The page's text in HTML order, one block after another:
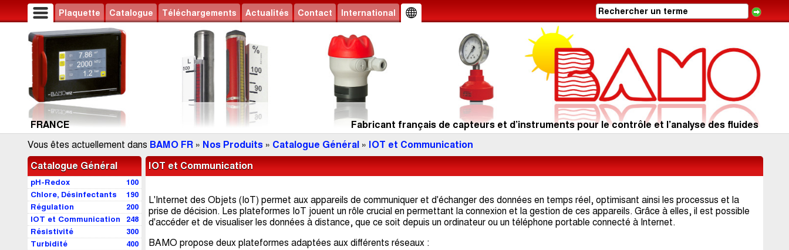
Plaquette Catalogue Téléchargements Actualités Contact International
FRANCE
Fabricant français de capteurs et d’instruments pour le contrôle et l’analyse des fluides
Vous êtes actuellement dans BAMO FR » Nos Produits » Catalogue Général » IOT et Communication
Catalogue Général
100
pH-Redox
190
Chlore, Désinfectants
200
Régulation
248
IOT et Communication
300
Résistivité
400
Turbidité
IOT et Communication
L'Internet des Objets (IoT) permet aux appareils de communiquer et d'échanger des données en temps réel, optimisant ainsi les processus et la
prise de décision. Les plateformes IoT jouent un rôle crucial en permettant la connexion et la gestion de ces appareils. Grâce à elles, il est possible
d'accéder et de visualiser les données à distance, que ce soit depuis un ordinateur ou un téléphone portable connecté à Internet.
BAMO propose deux plateformes adaptées aux différents réseaux :